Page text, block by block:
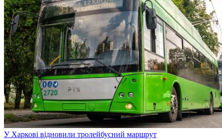
У Харкові відновили тролейбусний маршрут